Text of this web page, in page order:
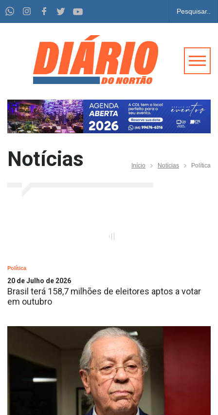
Início Notícias Política
Notícias
Política
20 de Julho de 2026
Brasil terá 158,7 milhões de eleitores aptos a votar
em outubro